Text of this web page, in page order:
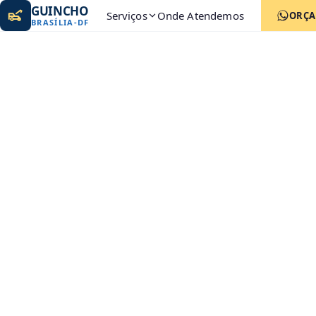
GUINCHO
BRASÍLIA-DF Serviços Onde Atendemos